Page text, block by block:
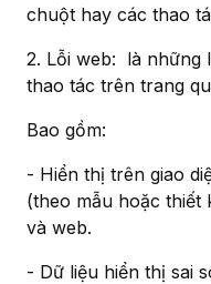
chuột hay các thao
2. Lỗi web: là những
thao tác trên trang
Bao gồm:
- Hiển thị trên giao
(theo mẫu hoặc thiết
và web.
- Dữ liệu hiển thị sai